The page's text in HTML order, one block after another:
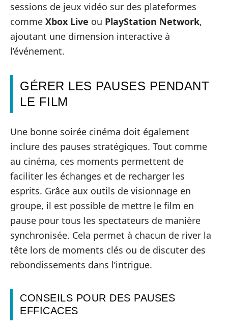
sessions de jeux vidéo sur des plateformes
comme Xbox Live ou PlayStation Network,
ajoutant une dimension interactive à
l’événement.
GÉRER LES PAUSES PENDANT
LE FILM
Une bonne soirée cinéma doit également
inclure des pauses stratégiques. Tout comme
au cinéma, ces moments permettent de
faciliter les échanges et de recharger les
esprits. Grâce aux outils de visionnage en
groupe, il est possible de mettre le film en
pause pour tous les spectateurs de manière
synchronisée. Cela permet à chacun de river la
tête lors de moments clés ou de discuter des
rebondissements dans l’intrigue.
CONSEILS POUR DES PAUSES
EFFICACES